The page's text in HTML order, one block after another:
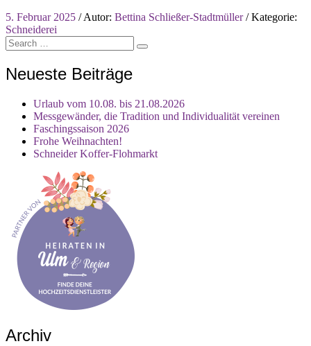
5. Februar 2025 / Autor: Bettina Schließer-Stadtmüller / Kategorie:
Schneiderei
Search
for:
Search
Neueste Beiträge
Urlaub vom 10.08. bis 21.08.2026
Messgewänder, die Tradition und Individualität vereinen
Faschingssaison 2026
Frohe Weihnachten!
Schneider Koffer-Flohmarkt
Archiv